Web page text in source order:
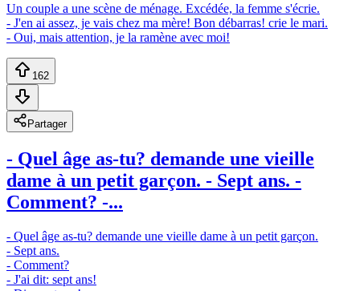
Un couple a une scène de ménage. Excédée, la femme s'écrie.
- J'en ai assez, je vais chez ma mère! Bon débarras! crie le mari.
- Oui, mais attention, je la ramène avec moi!
162
Partager
- Quel âge as-tu? demande une vieille
dame à un petit garçon. - Sept ans. -
Comment? -...
- Quel âge as-tu? demande une vieille dame à un petit garçon.
- Sept ans.
- Comment?
- J'ai dit: sept ans!